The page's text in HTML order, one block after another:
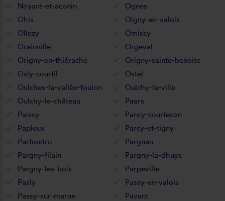
Noyant-et-aconin
Ognes
Ohis
Oigny-en-valois
Ollezy
Omissy
Orainville
Orgeval
Origny-en-thiérache
Origny-sainte-benoite
Osly-courtil
Ostel
Oulches-la-vallée-foulon
Oulchy-la-ville
Oulchy-le-château
Paars
Paissy
Pancy-courtecon
Papleux
Parcy-et-tigny
Parfondru
Pargnan
Pargny-filain
Pargny-la-dhuys
Pargny-les-bois
Parpeville
Pasly
Passy-en-valois
Passy-sur-marne
Pavant